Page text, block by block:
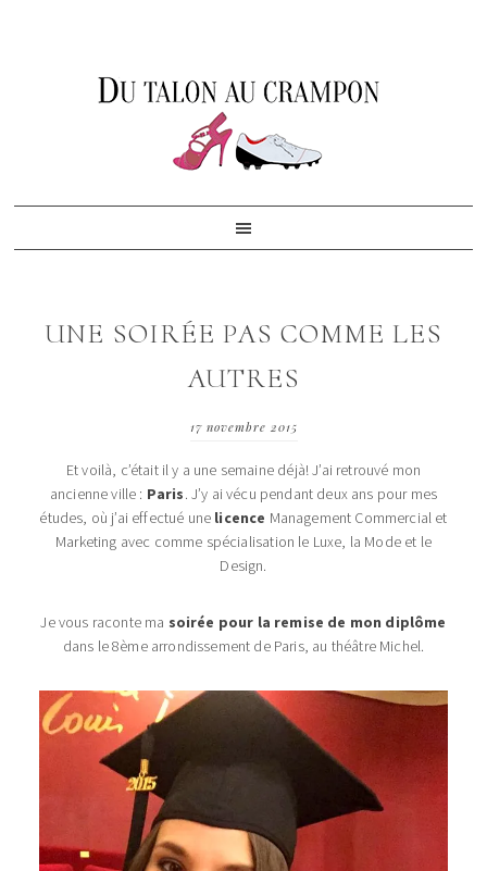
UNE SOIRÉE PAS COMME LES
AUTRES
17 novembre 2015
Et voilà, c’était il y a une semaine déjà! J’ai retrouvé mon
ancienne ville : Paris. J’y ai vécu pendant deux ans pour mes
études, où j’ai effectué une licence Management Commercial et
Marketing avec comme spécialisation le Luxe, la Mode et le
Design.
Je vous raconte ma soirée pour la remise de mon diplôme
dans le 8ème arrondissement de Paris, au théâtre Michel.